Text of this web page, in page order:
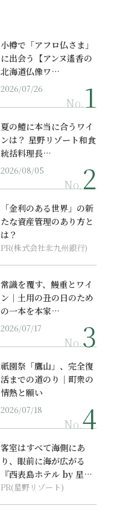
小樽で「アフロ仏さま」
に出会う【アンヌ遙香の
北海道仏像ワ…
2026/07/26
No.
夏の鱧に本当に合うワイ
ンは？ 星野リゾート和食
統括料理長…
2026/08/05
No.
「金利のある世界」の新
たな資産管理のあり方と
は？
PR(株式会社北九州銀行)
常識を覆す、鰻重とワイ
ン｜土用の丑の日のため
の一本を本家…
2026/07/17
No.
祇園祭「鷹山」、完全復
活までの道のり｜町衆の
情熱と願い
2026/07/18
No.
客室はすべて海側にあ
り、眼前に海が広がる
『西表島ホテル by 星野
リゾート』
PR(星野リゾート)